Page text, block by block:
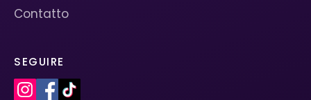
Contatto
SEGUIRE